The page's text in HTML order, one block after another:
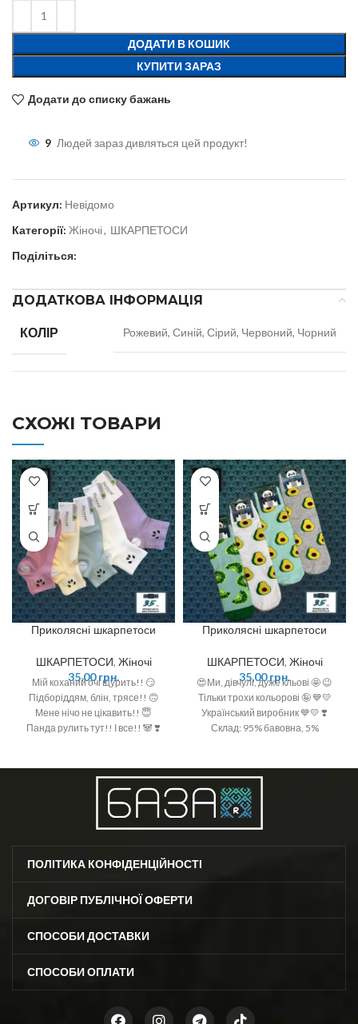
ДОДАТИ В КОШИК
КУПИТИ ЗАРАЗ
Додати до списку бажань
9 Людей зараз дивляться цей продукт!
Артикул: Невідомо
Категорії: Жіночі, ШКАРПЕТОСИ
Поділіться:
ДОДАТКОВА ІНФОРМАЦІЯ
КОЛІР Рожевий, Синій, Сірий, Червоний, Чорний
СХОЖІ ТОВАРИ
Приколясні шкарпетоси
ШКАРПЕТОСИ, Жіночі
35,00грн.
Мій коханий очі щурить!! 😏
Підборіддям, блін, трясе!! 🙃
Мене нічо не цікавить!! 😇
Панда рулить тут!! І все!! 🐼 ❣️
Приколясні шкарпетоси
ШКАРПЕТОСИ, Жіночі
35,00грн.
😍Ми, дівчулі, дуже кльові 🤩 😉
Тільки трохи кольорові 🤪 💙💛
Український виробник 💙💛 ❣️
Склад: 95% бавовна, 5%
ПОЛІТИКА КОНФІДЕНЦІЙНОСТІ
ДОГОВІР ПУБЛІЧНОЇ ОФЕРТИ
СПОСОБИ ДОСТАВКИ
СПОСОБИ ОПЛАТИ